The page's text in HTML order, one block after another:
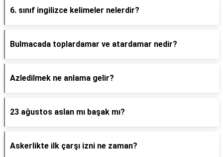
6. sınıf ingilizce kelimeler nelerdir?
Bulmacada toplardamar ve atardamar nedir?
Azledilmek ne anlama gelir?
23 ağustos aslan mı başak mı?
Askerlikte ilk çarşı izni ne zaman?